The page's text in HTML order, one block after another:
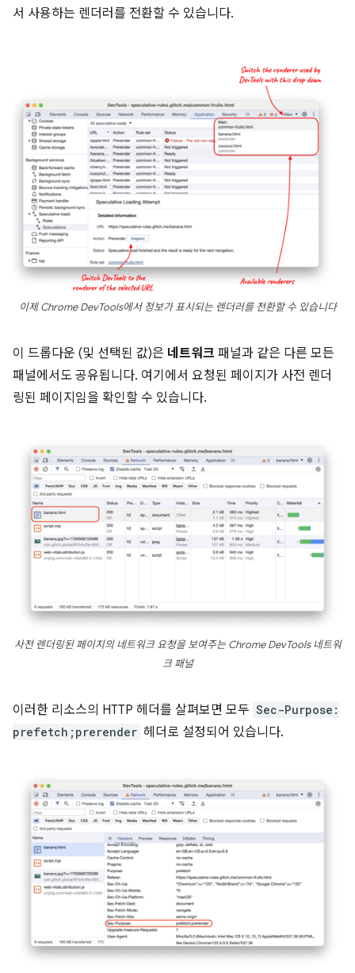
서 사용하는 렌더러를 전환할 수 있습니다.
이제 Chrome DevTools에서 정보가 표시되는 렌더러를 전환할 수 있습니다
이 드롭다운 (및 선택된 값)은 네트워크 패널과 같은 다른 모든
패널에서도 공유됩니다. 여기에서 요청된 페이지가 사전 렌더
링된 페이지임을 확인할 수 있습니다.
사전 렌더링된 페이지의 네트워크 요청을 보여주는 Chrome DevTools 네트워
크 패널
이러한 리소스의 HTTP 헤더를 살펴보면 모두 Sec-Purpose:
prefetch;prerender 헤더로 설정되어 있습니다.